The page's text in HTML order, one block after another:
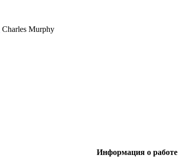
Charles Murphy
Информация о работе